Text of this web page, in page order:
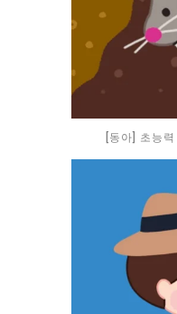
[동아] 초능